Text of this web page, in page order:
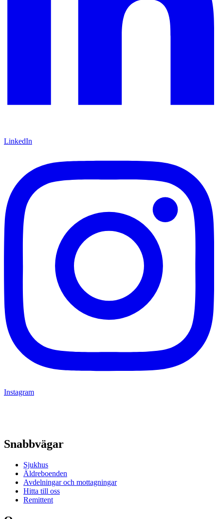
LinkedIn
Instagram
Snabbvägar
Sjukhus
Äldreboenden
Avdelningar och mottagningar
Hitta till oss
Remittent